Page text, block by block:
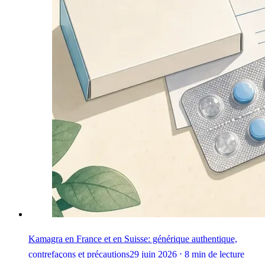
Kamagra en France et en Suisse: générique authentique,
contrefaçons et précautions29 juin 2026 ⋅ 8 min de lecture